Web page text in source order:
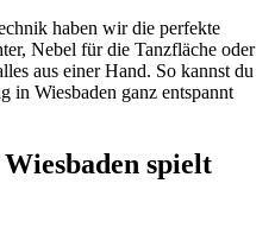
haben wir die perfekte
Nebel für die Tanzfläche oder
aus einer Hand. So kannst du
in Wiesbaden ganz entspannt
spielt